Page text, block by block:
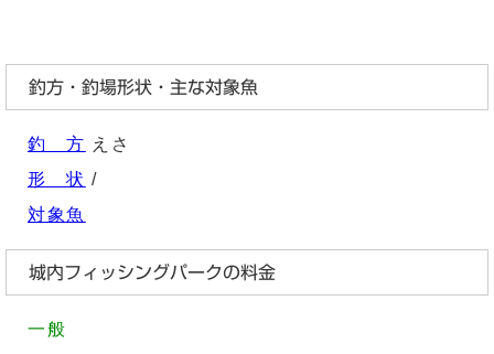
釣方・釣場形状・主な対象魚
釣 方 えさ
形 状 /
対象魚
城内フィッシングパークの料金
一般